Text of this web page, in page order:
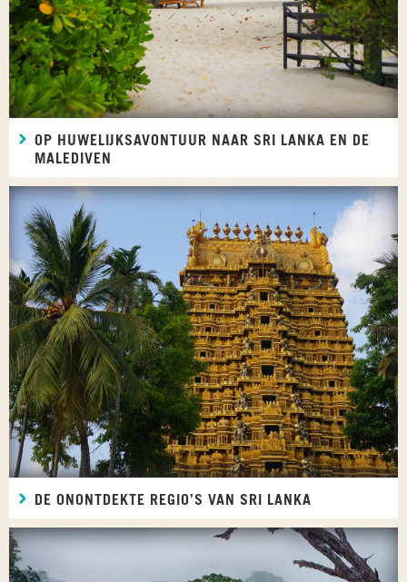
OP HUWELIJKSAVONTUUR NAAR SRI LANKA EN DE
MALEDIVEN
DE ONONTDEKTE REGIO’S VAN SRI LANKA